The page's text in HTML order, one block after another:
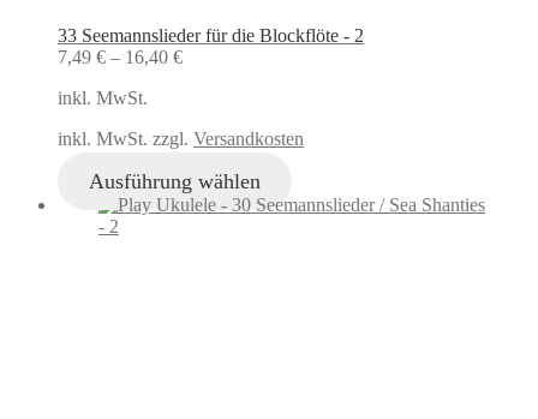
33 Seemannslieder für die Blockflöte - 2
7,49 € – 16,40 €
inkl. MwSt.
inkl. MwSt. zzgl. Versandkosten
Ausführung wählen